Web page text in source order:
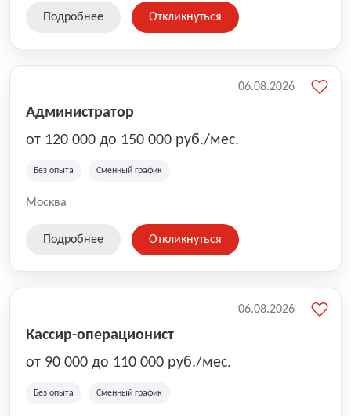
Подробнее Откликнуться
Администратор
от 120 000 до 150 000 руб./мес.
Без опыта Сменный график
Москва
06.08.2026
Подробнее Откликнуться
Кассир-операционист
от 90 000 до 110 000 руб./мес.
Без опыта Сменный график
06.08.2026